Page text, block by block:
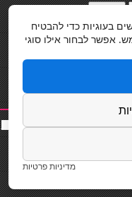
|תוספות שיער|שף פרטי|כ
סאות
בעוגיות כדי להבטיח
אפשר לבחור אילו סוגי
מדיניות פרטיות